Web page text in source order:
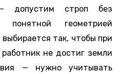
допустим строп без
геометрией
так, чтобы при
не достиг земли
— нужно учитывать